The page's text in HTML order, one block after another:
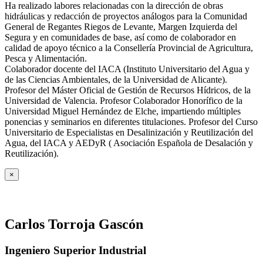
Ha realizado labores relacionadas con la dirección de obras
hidráulicas y redacción de proyectos análogos para la Comunidad
General de Regantes Riegos de Levante, Margen Izquierda del
Segura y en comunidades de base, así como de colaborador en
calidad de apoyo técnico a la Consellería Provincial de Agricultura,
Pesca y Alimentación.
Colaborador docente del IACA (Instituto Universitario del Agua y
de las Ciencias Ambientales, de la Universidad de Alicante).
Profesor del Máster Oficial de Gestión de Recursos Hídricos, de la
Universidad de Valencia. Profesor Colaborador Honorífico de la
Universidad Miguel Hernández de Elche, impartiendo múltiples
ponencias y seminarios en diferentes titulaciones. Profesor del Curso
Universitario de Especialistas en Desalinización y Reutilización del
Agua, del IACA y AEDyR ( Asociación Española de Desalación y
Reutilización).
×
Carlos Torroja Gascón
Ingeniero Superior Industrial